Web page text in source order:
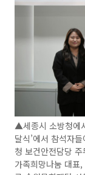
▲세종시 소방청에
달식’에서 참석자
청 보건안전담당
가족희망나눔 대표